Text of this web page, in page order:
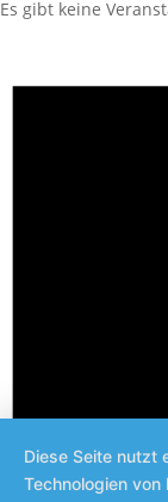
Es gibt keine
Diese Seite nutzt
Technologien